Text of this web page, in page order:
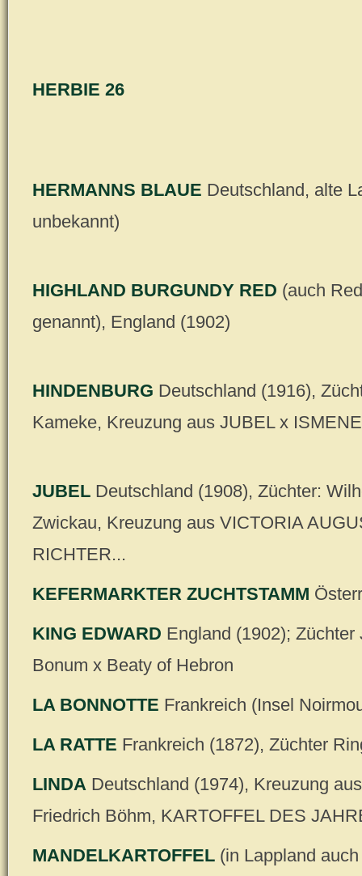
HERBIE 26
HERMANNS BLAUE Deutschland, alte
unbekannt)
HIGHLAND BURGUNDY RED (auch
genannt), England (1902)
HINDENBURG Deutschland (1916),
Kameke, Kreuzung aus JUBEL x ISMENE
JUBEL Deutschland (1908), Züchter:
Zwickau, Kreuzung aus VICTORIA
RICHTER...
KEFERMARKTER ZUCHTSTAMM
KING EDWARD England (1902);
Bonum x Beaty of Hebron
LA BONNOTTE Frankreich (Insel
LA RATTE Frankreich (1872), Züchter
LINDA Deutschland (1974), Kreuzung
Friedrich Böhm, KARTOFFEL DES
MANDELKARTOFFEL (in Lappland